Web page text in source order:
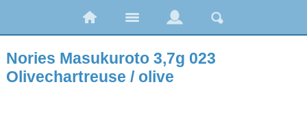
Nories Masukuroto 3,7g 023
Olivechartreuse / olive